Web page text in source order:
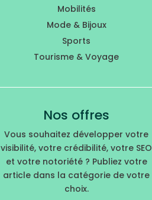
Mobilités
Mode & Bijoux
Sports
Tourisme & Voyage
Nos offres
Vous souhaitez développer votre
visibilité, votre crédibilité, votre SEO
et votre notoriété ? Publiez votre
article dans la catégorie de votre
choix.